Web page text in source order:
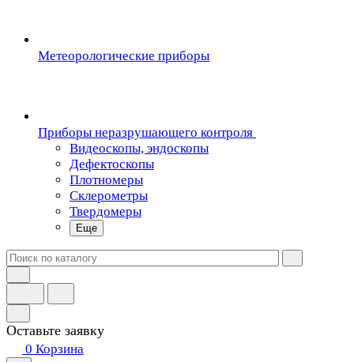
Метеорологические приборы
Приборы неразрушающего контроля
Видеоскопы, эндоскопы
Дефектоскопы
Плотномеры
Склерометры
Твердомеры
Еще
Оставьте заявку
0 Корзина